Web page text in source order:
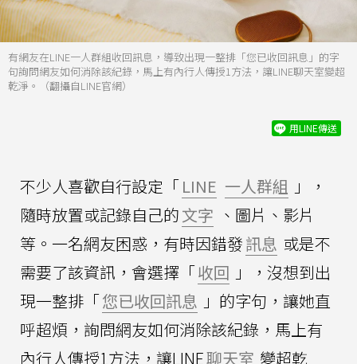
有網友在LINE一人群組收回訊息，導致出現一整排「您已收回訊息」的字
句詢問網友如何消除該紀錄，馬上有內行人傳授1方法，讓LINE聊天室變超
乾淨。（翻攝自LINE官網）
用LINE傳送
不少人喜歡自行設定「LINE 一人群組 」，
隨時放置或記錄自己的文字 、圖片、影片
等。一名網友困惑，有時因錯發訊息 或是不
需要了該資訊，會選擇「收回 」，沒想到出
現一整排「您已收回訊息 」的字句，讓她直
呼超煩，詢問網友如何消除該紀錄，馬上有
內行人傳授1方法，讓LINE聊天室 變超乾